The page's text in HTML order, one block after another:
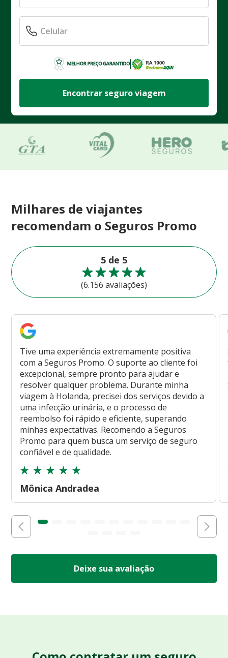
Encontrar seguro viagem
Milhares de viajantes
recomendam o Seguros Promo
5 de 5
(6.156 avaliações)
Tive uma experiência extremamente positiva
com a Seguros Promo. O suporte ao cliente foi
excepcional, sempre pronto para ajudar e
resolver qualquer problema. Durante minha
viagem à Holanda, precisei dos serviços devido a
uma infecção urinária, e o processo de
reembolso foi rápido e eficiente, superando
minhas expectativas. Recomendo a Seguros
Promo para quem busca um serviço de seguro
confiável e de qualidade.
Mônica Andradea
Deixe sua avaliação